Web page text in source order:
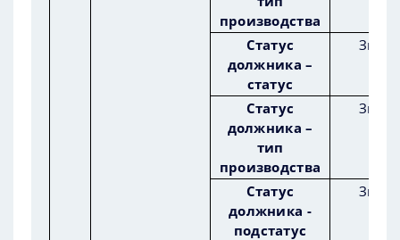
производства
Статус
должника –
статус
Статус
должника –
тип
производства
Статус
должника -
подстатус